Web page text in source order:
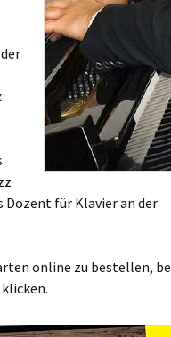
für Klavier an der
online zu bestellen,